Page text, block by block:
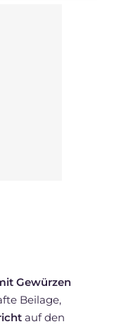
Gewürzen
Beilage,
auf den